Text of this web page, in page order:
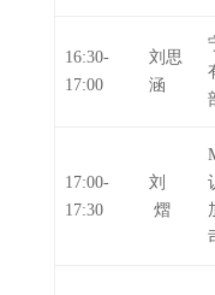
16:30-
17:00
刘思
涵
17:00-
17:30
刘
熠